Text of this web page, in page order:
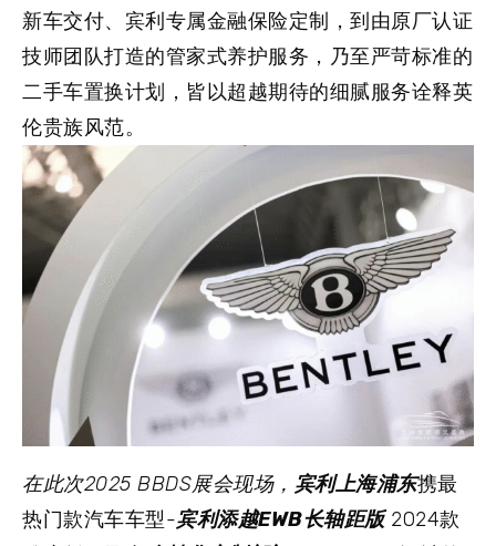
新车交付、宾利专属金融保险定制，到由原厂认证
技师团队打造的管家式养护服务，乃至严苛标准的
二手车置换计划，皆以超越期待的细腻服务诠释英
伦贵族风范。
在此次2025 BBDS展会现场， 宾利上海浦东携最
热门款汽车车型-宾利添越EWB长轴距版2024款